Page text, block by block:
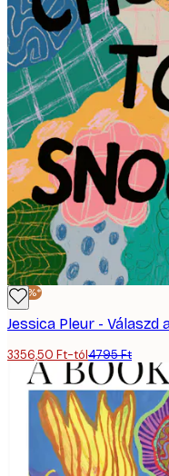
-30%*
3356,50 Ft-tól4795 Ft